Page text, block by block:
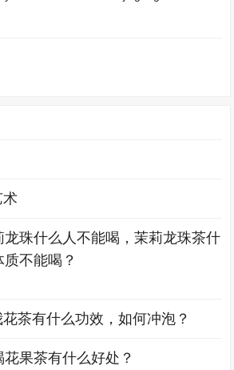
术
龙珠什么人不能喝，茉莉龙珠茶什
质不能喝？
茶有什么功效，如何冲泡？
花果茶有什么好处？